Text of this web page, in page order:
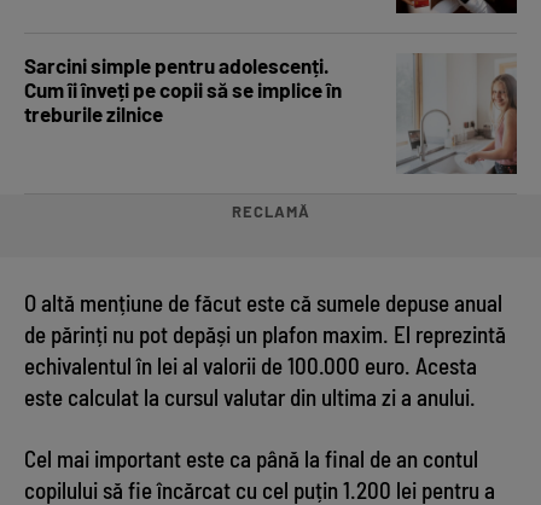
Sarcini simple pentru adolescenți.
Cum îi înveți pe copii să se implice în
treburile zilnice
RECLAMĂ
O altă mențiune de făcut este că sumele depuse anual
de părinți nu pot depăși un plafon maxim. El reprezintă
echivalentul în lei al valorii de 100.000 euro. Acesta
este calculat la cursul valutar din ultima zi a anului.
Cel mai important este ca până la final de an contul
copilului să fie încărcat cu cel puțin 1.200 lei pentru a